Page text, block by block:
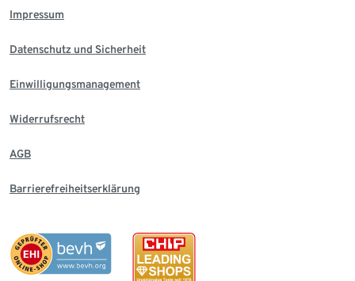
Impressum
Datenschutz und Sicherheit
Einwilligungsmanagement
Widerrufsrecht
AGB
Barrierefreiheitserklärung